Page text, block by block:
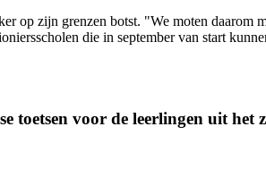
op zijn grenzen botst. "We moten
die in september van start
toetsen voor de leerlingen uit het